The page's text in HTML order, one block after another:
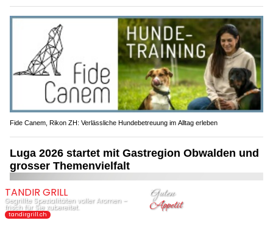
Fide Canem, Rikon ZH: Verlässliche Hundebetreuung im Alltag erleben
Luga 2026 startet mit Gastregion Obwalden und
grosser Themenvielfalt